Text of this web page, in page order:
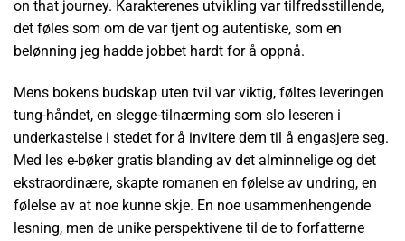
on that journey. Karakterenes utvikling var tilfredsstillende,
det føles som om de var tjent og autentiske, som en
belønning jeg hadde jobbet hardt for å oppnå.
Mens bokens budskap uten tvil var viktig, føltes leveringen
tung-håndet, en slegge-tilnærming som slo leseren i
underkastelse i stedet for å invitere dem til å engasjere seg.
Med les e-bøker gratis blanding av det alminnelige og det
ekstraordinære, skapte romanen en følelse av undring, en
følelse av at noe kunne skje. En noe usammenhengende
lesning, men de unike perspektivene til de to forfatterne